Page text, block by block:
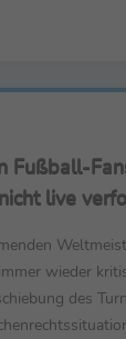
Fußball-
live
wieder
des